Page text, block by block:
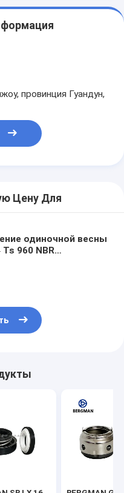
провинция Гуандун,
Цену Для
одиночной весны
Ts 960 NBR